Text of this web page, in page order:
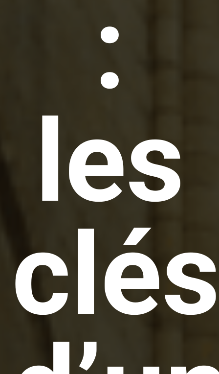
:
les